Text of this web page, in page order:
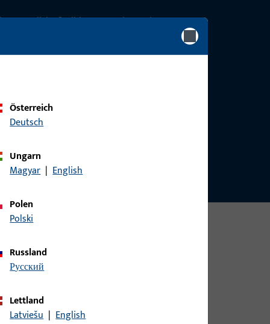
ermöglicht flexible Integration weiterer
ohne Türveränderungen
Hausautomation mit
Holz, Kunststoff und Metall
Österreich
Deutsch
Ungarn
Magyar | English
Polen
Polski
Russland
русский
Lettland
Latviešu | English